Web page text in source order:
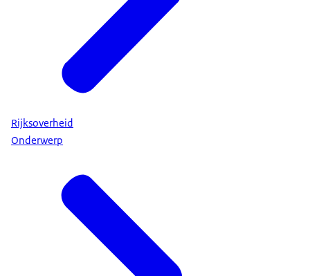
Rijksoverheid
Onderwerp